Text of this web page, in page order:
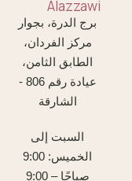
برج الدرة، بجوار
مركز الفردان،
الطابق الثامن،
عيادة رقم 806 -
الشارقة
السبت إلى
الخميس: 9:00
صباحًا – 9:00